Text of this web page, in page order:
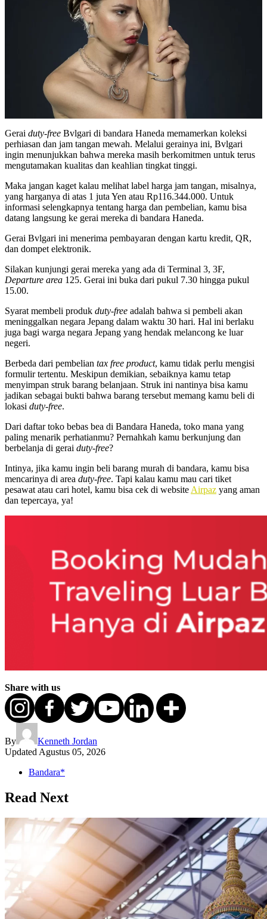
Gerai duty-free Bvlgari di bandara Haneda memamerkan koleksi
perhiasan dan jam tangan mewah. Melalui gerainya ini, Bvlgari
ingin menunjukkan bahwa mereka masih berkomitmen untuk terus
mengutamakan kualitas dan keahlian tingkat tinggi.
Maka jangan kaget kalau melihat label harga jam tangan, misalnya,
yang harganya di atas 1 juta Yen atau Rp116.344.000. Untuk
informasi selengkapnya tentang harga dan pembelian, kamu bisa
datang langsung ke gerai mereka di bandara Haneda.
Gerai Bvlgari ini menerima pembayaran dengan kartu kredit, QR,
dan dompet elektronik.
Silakan kunjungi gerai mereka yang ada di Terminal 3, 3F,
Departure area 125. Gerai ini buka dari pukul 7.30 hingga pukul
15.00.
Syarat membeli produk duty-free adalah bahwa si pembeli akan
meninggalkan negara Jepang dalam waktu 30 hari. Hal ini berlaku
juga bagi warga negara Jepang yang hendak melancong ke luar
negeri.
Berbeda dari pembelian tax free product, kamu tidak perlu mengisi
formulir tertentu. Meskipun demikian, sebaiknya kamu tetap
menyimpan struk barang belanjaan. Struk ini nantinya bisa kamu
jadikan sebagai bukti bahwa barang tersebut memang kamu beli di
lokasi duty-free.
Dari daftartoko bebas bea di Bandara Haneda, toko mana yang
paling menarik perhatianmu? Pernahkah kamu berkunjung dan
berbelanja di gerai duty-free?
Intinya, jika kamu ingin beli barang murah di bandara, kamu bisa
mencarinya di area duty-free. Tapi kalau kamu mau cari tiket
pesawat atau cari hotel, kamu bisa cek di website Airpaz yang aman
dan tepercaya, ya!
Share with us
By
Kenneth Jordan
Updated Agustus 05, 2026
Bandara*
Read Next